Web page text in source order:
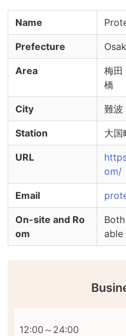
※感染症対策の実施状況
は、セラピストへ直接
Name
Prefecture
Area
梅
橋
City 難波
Station 大国
URL
om/
Email
On-site and Ro
om
able